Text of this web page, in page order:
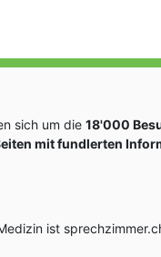
sich um die 18'000
mit fundlerten
ist